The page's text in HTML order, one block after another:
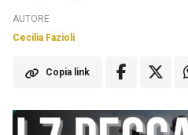
AUTORE
Cecilia Fazioli
Copia link